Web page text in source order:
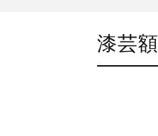
漆芸額